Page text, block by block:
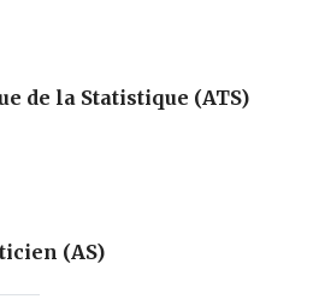
de la Statistique (ATS)
(AS)